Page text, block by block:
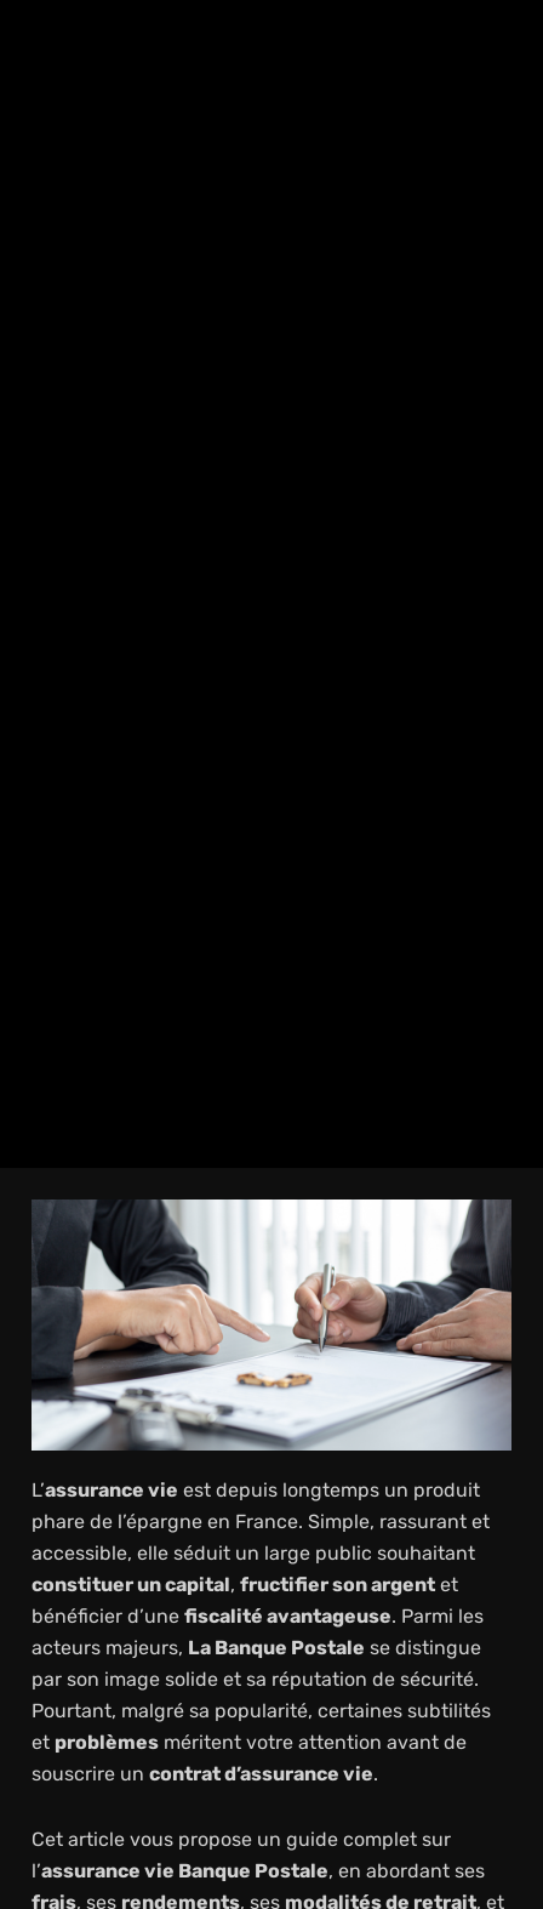
L’assurance vie est depuis longtemps un produit
phare de l’épargne en France. Simple, rassurant et
accessible, elle séduit un large public souhaitant
constituer un capital, fructifier son argentet
bénéficier d’une fiscalité avantageuse. Parmi les
acteurs majeurs, La Banque Postale se distingue
par son image solide et sa réputation de sécurité.
Pourtant, malgré sa popularité, certaines subtilités
et problèmesméritent votre attention avant de
souscrire un contrat d’assurance vie.
Cet article vous propose un guide complet sur
l’assurance vie Banque Postale, en abordant ses
frais, ses rendements, ses modalités de retrait, et